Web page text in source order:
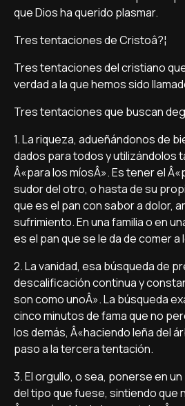
que Dios ha querido plasmar.
Tres tentaciones de Cristoâ?¦
Tres tentaciones del cristiano
verdad a la que hemos sido
Tres tentaciones que buscan
1. La riqueza, adueñándonos de
dados para todos y utilizándolos
Â«para los mí­osÂ». Es tener el
sudor del otro, o hasta de su
que es el pan con sabor a dolor,
sufrimiento. En una familia o en
es el pan que se le da de comer
2. La vanidad, esa búsqueda de
descalificación continua y
son como unoÂ». La búsqueda
cinco minutos de fama que no
los demás, Â«haciendo leña del
paso a la tercera tentación.
3. El orgullo, o sea, ponerse en
del tipo que fuese, sintiendo que